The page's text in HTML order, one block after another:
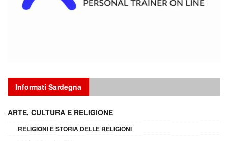
Informati Sardegna
ARTE, CULTURA E RELIGIONE
RELIGIONI E STORIA DELLE RELIGIONI